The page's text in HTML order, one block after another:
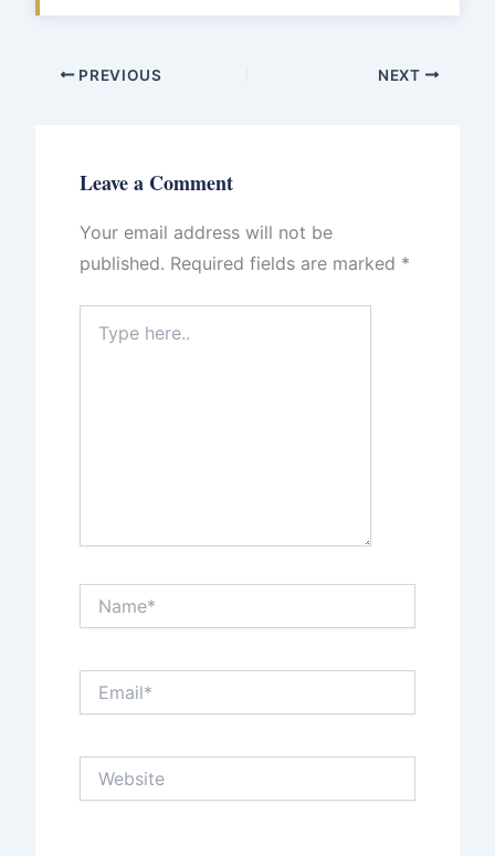
PREVIOUS NEXT
Leave a Comment
Your email address will not be
published. Required fields are marked *
here..